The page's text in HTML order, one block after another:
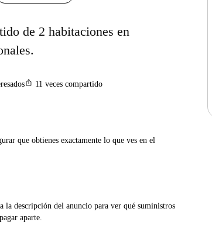
de 2 habitaciones en
ios_share 11 veces compartido
que obtienes exactamente lo que ves en el
la descripción del anuncio para ver qué suministros
aparte.